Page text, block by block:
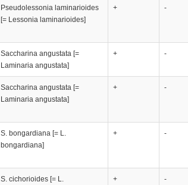
Pseudolessonia laminarioides
[= Lessonia laminarioides]
+ -
Saccharina angustata [=
Laminaria angustata]
+ -
Saccharina angustata [=
Laminaria angustata]
+ -
S. bongardiana [= L.
bongardiana]
+ -
S. cichorioides [= L.
+ -